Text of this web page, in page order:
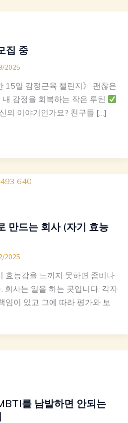
집 중
2025
15일 감정근육 챌린지》 괜찮은
내 감정을 회복하는 작은 루틴
의 이야기인가요? 친구들 […]
만드는 회사 (자기 효능
2025
효능감을 느끼지 못하면 좀비나
회사는 일을 하는 곳입니다. 각자
임이 있고 그에 따라 평가와 보
를 남발하면 안되는